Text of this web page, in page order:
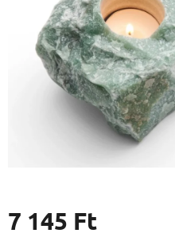
7 145 Ft